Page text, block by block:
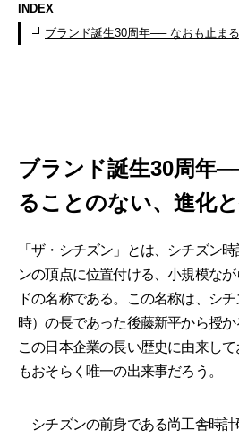
INDEX
ブランド誕生30周年── なおも止ま
ブランド誕生30周年
ることのない、進化
「ザ・シチズン」とは、シチズン
ンの頂点に位置付ける、小規模な
ドの名称である。この名称は、シ
時）の長であった後藤新平から授か
この日本企業の長い歴史に由来し
もおそらく唯一の出来事だろう。
シチズンの前身である尚工舎時計